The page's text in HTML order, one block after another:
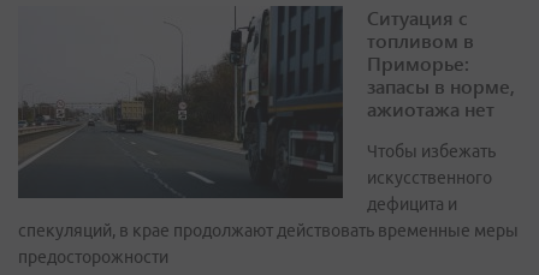
Ситуация с
топливом в
Приморье:
запасы в норме,
ажиотажа нет
Чтобы избежать
искусственного
дефицита и
спекуляций, в крае продолжают действовать временные меры
предосторожности